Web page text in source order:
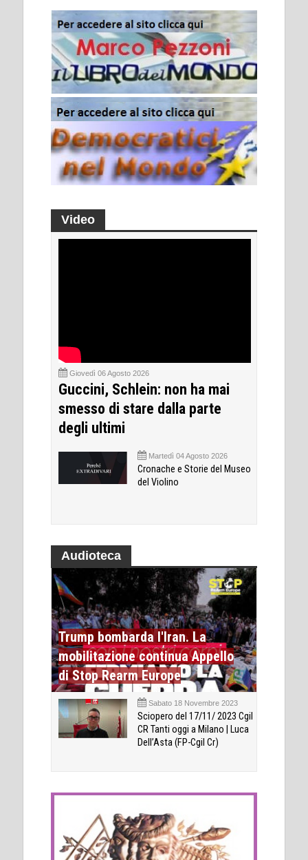
Video
Giovedì 06 Agosto 2026
Guccini, Schlein: non ha mai
smesso di stare dalla parte
degli ultimi
Martedì 04 Agosto 2026
Cronache e Storie del Museo
del Violino
Audioteca
Trump bombarda l'Iran. La
mobilitazione continua Appello
di Stop Rearm Europe
Sabato 18 Novembre 2023
Sciopero del 17/11/ 2023 Cgil
CR Tanti oggi a Milano | Luca
Dell’Asta (FP-Cgil Cr)